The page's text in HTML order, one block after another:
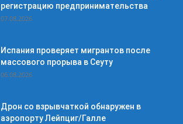
регистрацию предпринимательства
07.08.2026
Испания проверяет мигрантов после
массового прорыва в Сеуту
06.08.2026
Дрон со взрывчаткой обнаружен в
аэропорту Лейпциг/Галле